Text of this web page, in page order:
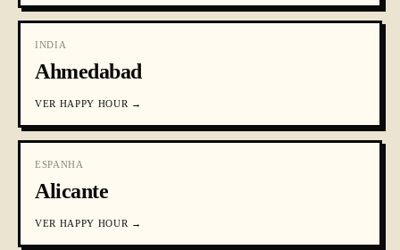
INDIA
Ahmedabad
VER HAPPY HOUR →
ESPANHA
Alicante
VER HAPPY HOUR →